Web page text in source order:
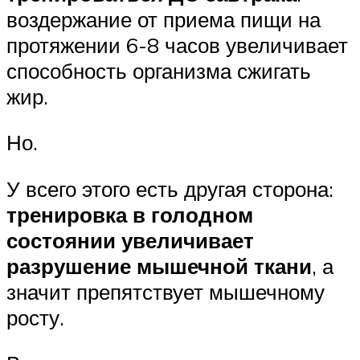
воздержание от приема пищи на
протяжении 6-8 часов увеличивает
способность организма сжигать
жир.
Но.
У всего этого есть другая сторона:
тренировка в голодном
состоянии увеличивает
разрушение мышечной ткани, а
значит препятствует мышечному
росту.